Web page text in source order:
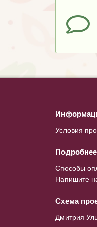
Условия
Способы
Напишите
Схема
Дмитрия